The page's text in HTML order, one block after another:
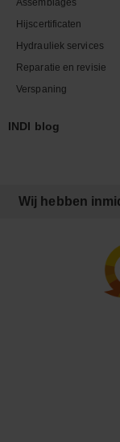
Hijscertificaten
Hydrauliek services
Reparatie en revisie
Verspaning
INDI blog
Wij hebben